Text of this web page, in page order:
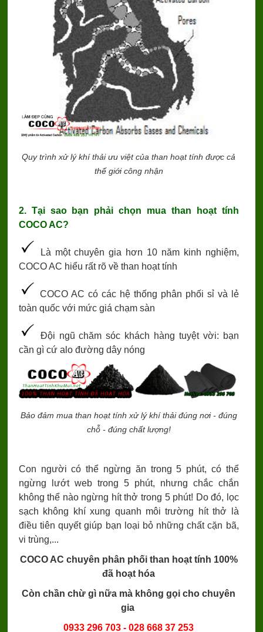
Quy trìnhxử lý khí thải ưu việt của than hoạt tính được cả
thế giới công nhận
2. Tại sao bạn phải chọn mua than hoạt tính
COCO AC?
Là một chuyên gia hơn 10 năm kinh nghiệm,
COCO AC hiểu rất rõ về than hoạt tính
COCO AC có các hệ thống phân phối sỉ và lẻ
toàn quốc với mức giá chạm sàn
Đội ngũ chăm sóc khách hàng tuyệt vời: bạn
cần gì cứ alo đường dây nóng
Bảo đảm mua than hoạt tính xử lý khí thải đúng nơi - đúng
chỗ - đúng chất lượng!
Con người có thể ngừng ăn trong 5 phút, có thể
ngừng lướt web trong 5 phút, nhưng chắc chắn
không thể nào ngừng hít thở trong 5 phút! Do đó, lọc
sạch không khí xung quanh môi trường hít thở là
điều tiên quyết giúp bạn loại bỏ những chất cặn bã,
vi trùng,...
COCO AC chuyên phân phối than hoạt tính 100%
đã hoạt hóa
Còn chần chừ gì nữa mà không gọi cho chuyên
gia
0933 296 703 - 028 668 37 253